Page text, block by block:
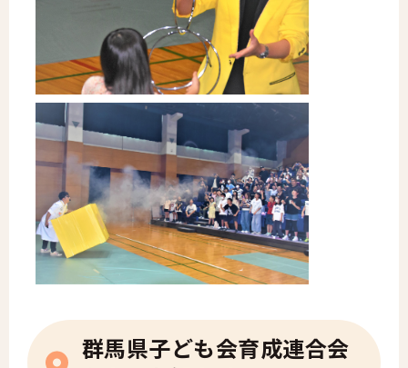
群馬県子ども会育成連合会